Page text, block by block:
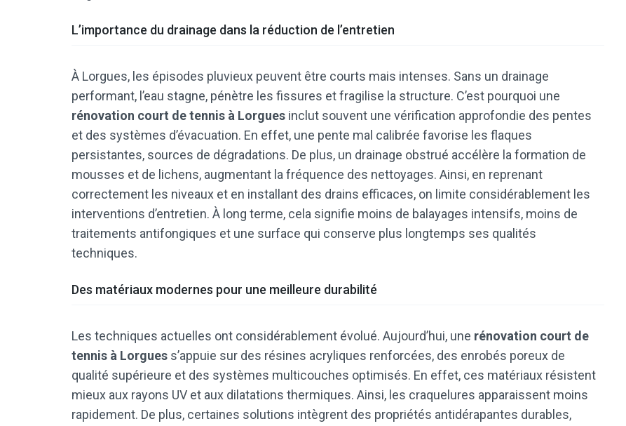
L’importance du drainage dans la réduction de l’entretien
À Lorgues, les épisodes pluvieux peuvent être courts mais intenses. Sans un drainage
performant, l’eau stagne, pénètre les fissures et fragilise la structure. C’est pourquoi une
rénovation court de tennis à Lorgues inclut souvent une vérification approfondie des pentes
et des systèmes d’évacuation. En effet, une pente mal calibrée favorise les flaques
persistantes, sources de dégradations. De plus, un drainage obstrué accélère la formation de
mousses et de lichens, augmentant la fréquence des nettoyages. Ainsi, en reprenant
correctement les niveaux et en installant des drains efficaces, on limite considérablement les
interventions d’entretien. À long terme, cela signifie moins de balayages intensifs, moins de
traitements antifongiques et une surface qui conserve plus longtemps ses qualités
techniques.
Des matériaux modernes pour une meilleure durabilité
Les techniques actuelles ont considérablement évolué. Aujourd’hui, une rénovation court de
tennis à Lorgues s’appuie sur des résines acryliques renforcées, des enrobés poreux de
qualité supérieure et des systèmes multicouches optimisés. En effet, ces matériaux résistent
mieux aux rayons UV et aux dilatations thermiques. Ainsi, les craquelures apparaissent moins
rapidement. De plus, certaines solutions intègrent des propriétés antidérapantes durables,